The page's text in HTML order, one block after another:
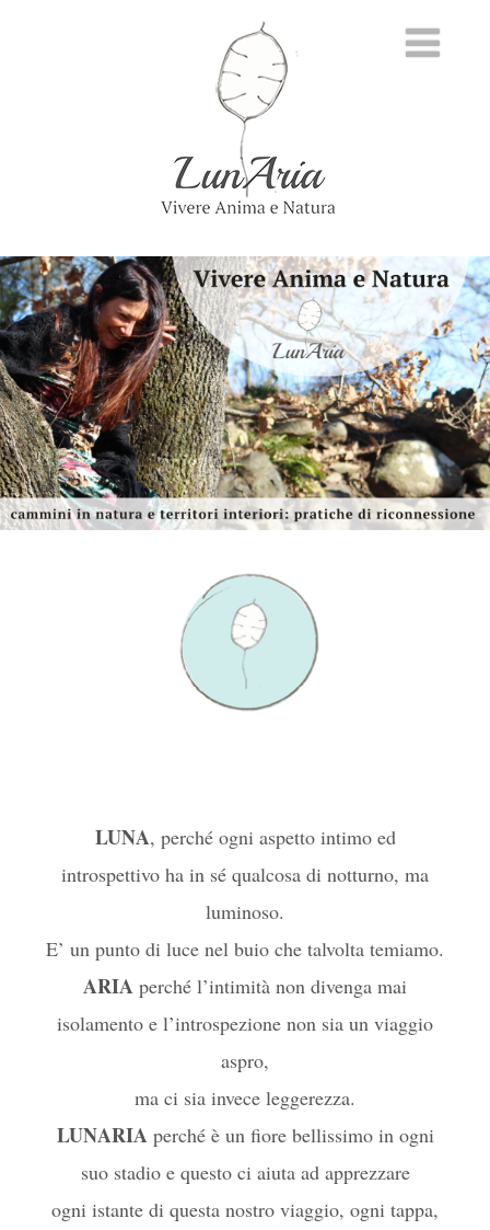
LUNA, perché ogni aspetto intimo ed
introspettivo ha in sé qualcosa di notturno, ma
luminoso.
E’ un punto di luce nel buio che talvolta temiamo.
ARIA perché l’intimità non divenga mai
isolamento e l’introspezione non sia un viaggio
aspro,
ma ci sia invece leggerezza.
LUNARIAperché è un fiore bellissimo in ogni
suo stadio e questo ci aiuta ad apprezzare
ogni istante di questa nostro viaggio, ogni tappa,